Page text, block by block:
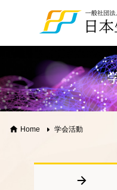
Home 学会活動